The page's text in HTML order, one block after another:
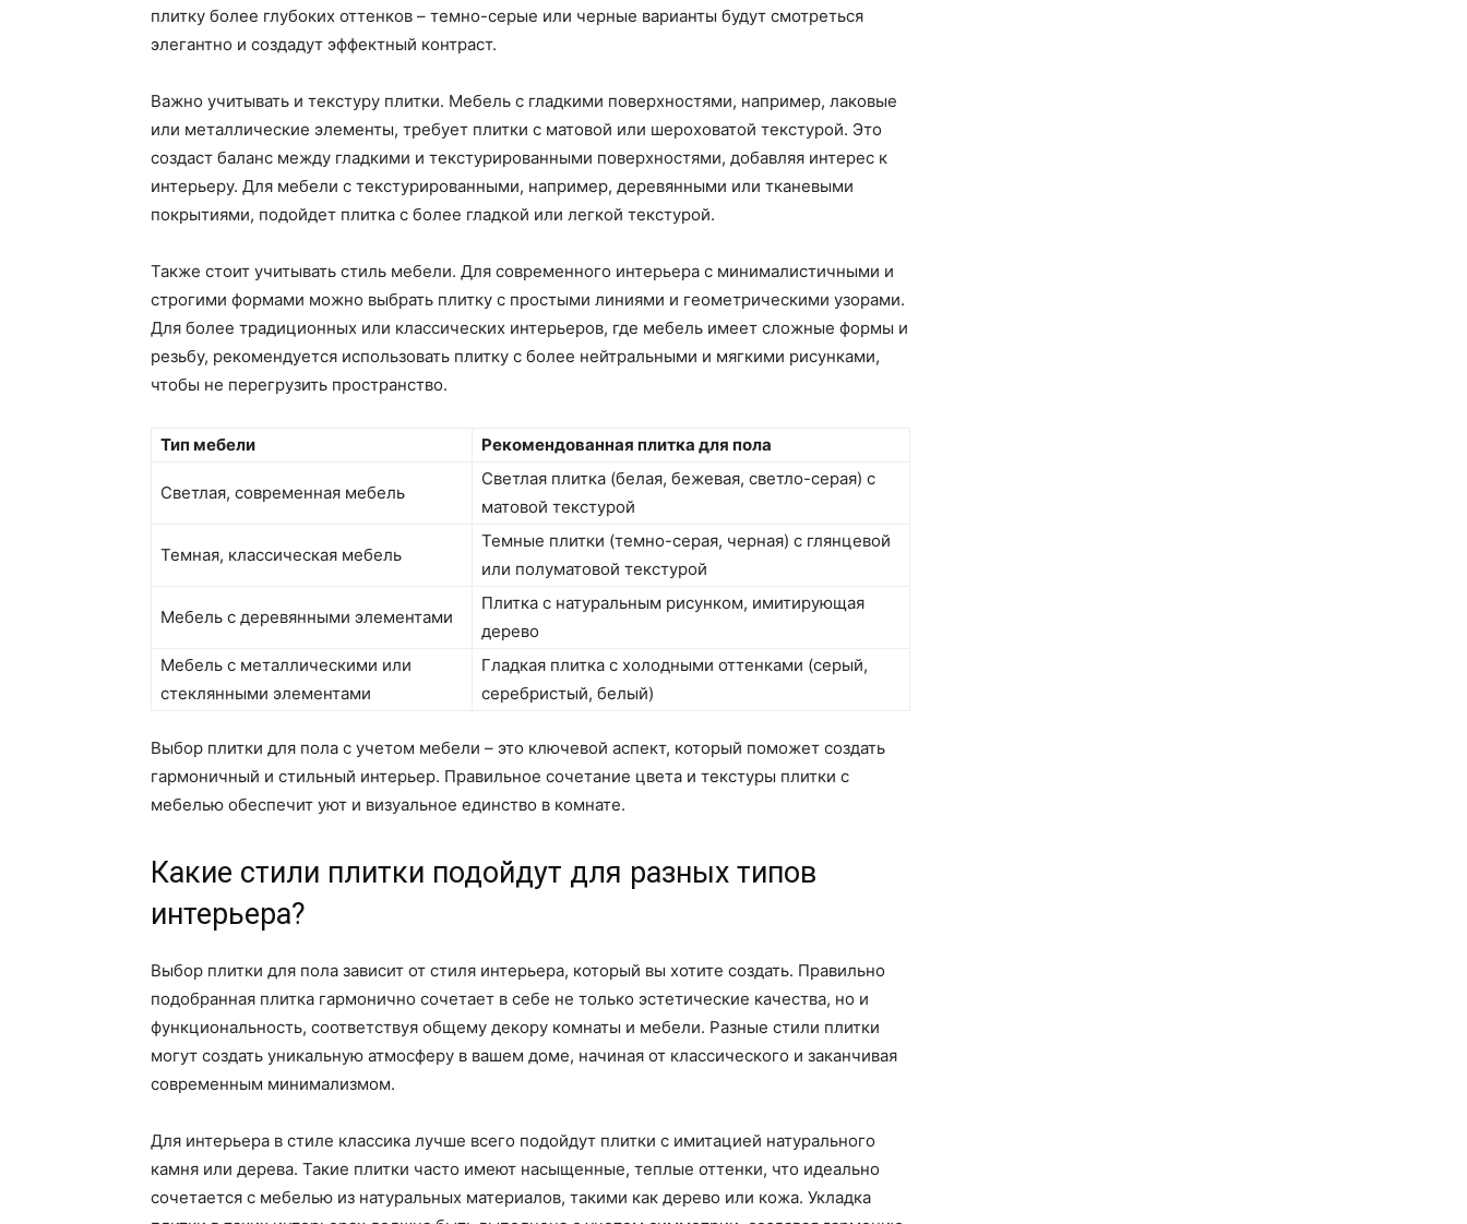
плитку более глубоких оттенков – темно-серые или черные варианты будут смотреться
элегантно и создадут эффектный контраст.
Важно учитывать и текстуру плитки. Мебель с гладкими поверхностями, например, лаковые
или металлические элементы, требует плитки с матовой или шероховатой текстурой. Это
создаст баланс между гладкими и текстурированными поверхностями, добавляя интерес к
интерьеру. Для мебели с текстурированными, например, деревянными или тканевыми
покрытиями, подойдет плитка с более гладкой или легкой текстурой.
Также стоит учитывать стиль мебели. Для современного интерьера с минималистичными и
строгими формами можно выбрать плитку с простыми линиями и геометрическими узорами.
Для более традиционных или классических интерьеров, где мебель имеет сложные формы и
резьбу, рекомендуется использовать плитку с более нейтральными и мягкими рисунками,
чтобы не перегрузить пространство.
Тип мебели Рекомендованная плитка для пола
Светлая, современная мебель
Светлая плитка (белая, бежевая, светло-серая) с
матовой текстурой
Темная, классическая мебель
Темные плитки (темно-серая, черная) с глянцевой
или полуматовой текстурой
Мебель с деревянными элементами
Плитка с натуральным рисунком, имитирующая
дерево
Мебель с металлическими или
стеклянными элементами
Гладкая плитка с холодными оттенками (серый,
серебристый, белый)
Выбор плитки для пола с учетом мебели – это ключевой аспект, который поможет создать
гармоничный и стильный интерьер. Правильное сочетание цвета и текстуры плитки с
мебелью обеспечит уют и визуальное единство в комнате.
Какие стили плитки подойдут для разных типов
интерьера?
Выбор плитки для пола зависит от стиля интерьера, который вы хотите создать. Правильно
подобранная плитка гармонично сочетает в себе не только эстетические качества, но и
функциональность, соответствуя общему декору комнаты и мебели. Разные стили плитки
могут создать уникальную атмосферу в вашем доме, начиная от классического и заканчивая
современным минимализмом.
Для интерьера в стиле классика лучше всего подойдут плитки с имитацией натурального
камня или дерева. Такие плитки часто имеют насыщенные, теплые оттенки, что идеально
сочетается с мебелью из натуральных материалов, такими как дерево или кожа. Укладка